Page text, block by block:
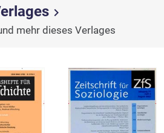
chevron_right
mehr dieses Verlages